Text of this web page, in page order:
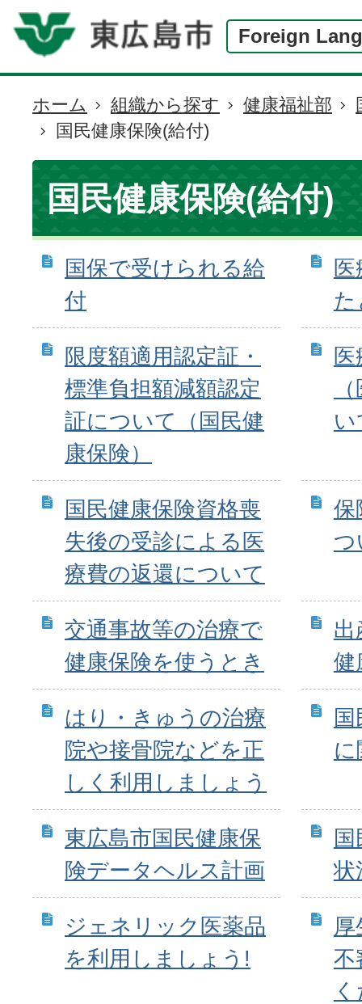
Foreign
現
在
の
位
置
ホーム 組織から探す 健康福祉部
国民健康保険(給付)
国民健康保険(給付)
国保で受けられる給
付
た
限度額適用認定証・
標準負担額減額認定
証について（国民健
康保険）
い
国民健康保険資格喪
失後の受診による医
療費の返還について
保
つ
交通事故等の治療で
健康保険を使うとき
出
健
はり・きゅうの治療
院や接骨院などを正
しく利用しましょう
東広島市国民健康保
険データヘルス計画
状
ジェネリック医薬品
を利用しましょう!
不